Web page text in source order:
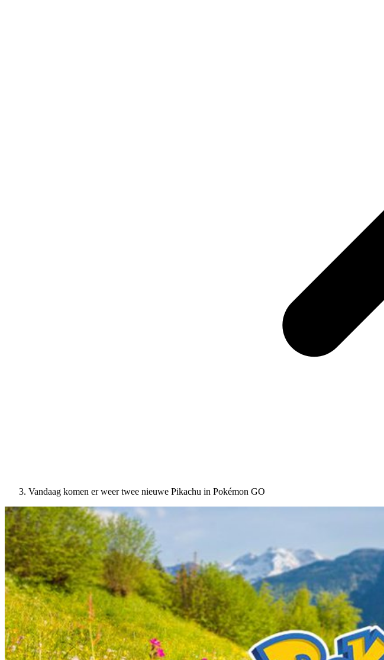
Vandaag komen er weer twee nieuwe Pikachu in Pokémon GO